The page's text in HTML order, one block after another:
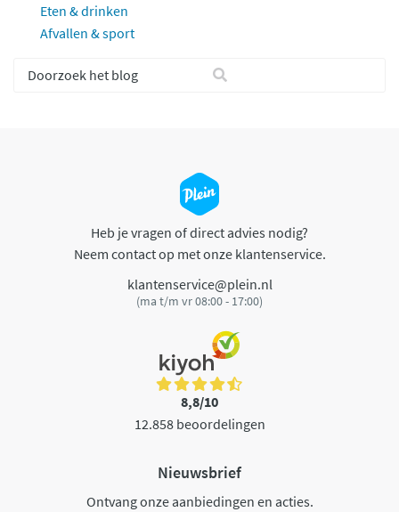
Eten & drinken
Afvallen & sport
Heb je vragen of direct advies nodig?
Neem contact op met onze klantenservice.
klantenservice@plein.nl
(ma t/m vr 08:00 - 17:00)
8,8/10
12.858 beoordelingen
Nieuwsbrief
Ontvang onze aanbiedingen en acties.